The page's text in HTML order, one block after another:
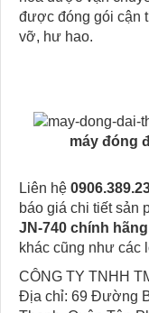
được đóng gói cận
vỡ, hư hao.
máy đóng
Liên hệ
báo giá chi tiết sản
JN-740 chính
khác cũng như các
CÔNG TY TNHH
Địa chỉ: 69 Đường